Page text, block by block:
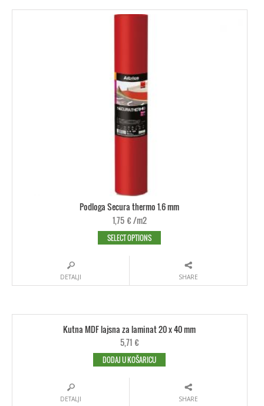
Podloga Secura thermo 1.6 mm
1,75 €/m2
SELECT OPTIONS
DETALJI SHARE
Kutna MDF lajsna za laminat 20 x 40 mm
5,71 €
DODAJ U KOŠARICU
DETALJI SHARE